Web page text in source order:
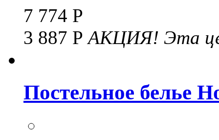
7 774 Р
3 887 РАКЦИЯ! Эта
Постельное белье